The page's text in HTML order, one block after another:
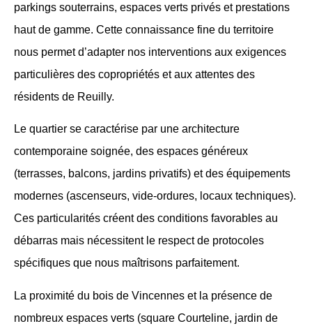
parkings souterrains, espaces verts privés et prestations
haut de gamme. Cette connaissance fine du territoire
nous permet d’adapter nos interventions aux exigences
particulières des copropriétés et aux attentes des
résidents de Reuilly.
Le quartier se caractérise par une architecture
contemporaine soignée, des espaces généreux
(terrasses, balcons, jardins privatifs) et des équipements
modernes (ascenseurs, vide-ordures, locaux techniques).
Ces particularités créent des conditions favorables au
débarras mais nécessitent le respect de protocoles
spécifiques que nous maîtrisons parfaitement.
La proximité du bois de Vincennes et la présence de
nombreux espaces verts (square Courteline, jardin de